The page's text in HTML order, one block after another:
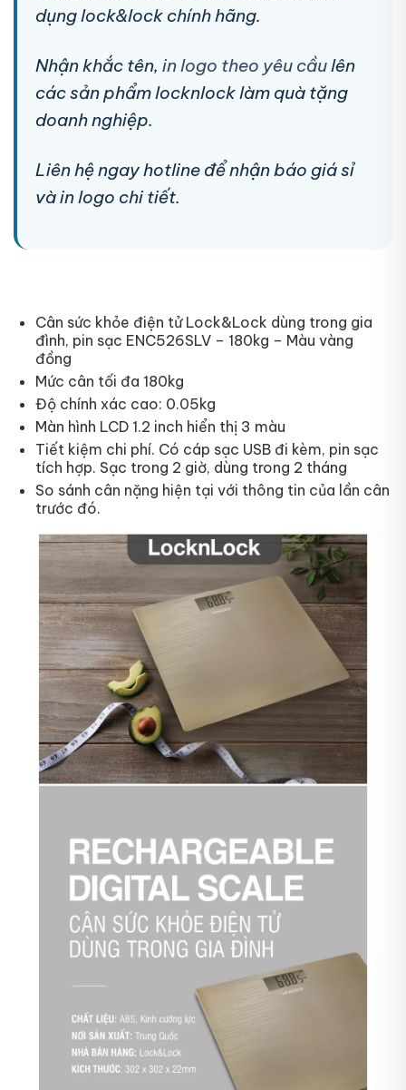
dụng lock&lock chính hãng.
Nhận khắc tên, in logo theo yêu cầulên
các sản phẩm locknlock làm quà tặng
doanh nghiệp.
Liên hệ ngay hotline để nhận báo giá sỉ
và in logo chi tiết.
Cân sức khỏe điện tử Lock&Lock dùng trong gia
đình, pin sạc ENC526SLV – 180kg – Màu vàng
đồng
Mức cân tối đa 180kg
Độ chính xác cao: 0.05kg
Màn hình LCD 1.2 inch hiển thị 3 màu
Tiết kiệm chi phí. Có cáp sạc USB đi kèm, pin sạc
tích hợp. Sạc trong 2 giờ, dùng trong 2 tháng
So sánh cân nặng hiện tại với thông tin của lần cân
trước đó.